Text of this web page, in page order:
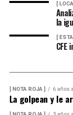
[
la
[
CFE
[ NOTA ROJA ] 6 años
La golpean y le